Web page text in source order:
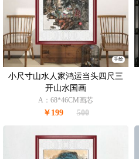
手绘
小尺寸山水人家鸿运当头四尺三
开山水国画
A：68*46CM画芯
￥199 500